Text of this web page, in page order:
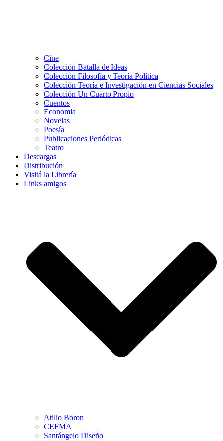
Cine
Colección Batalla de Ideas
Colección Filosofía y Teoría Política
Colección Teoría e Investigación en Ciencias Sociales
Colección Un Cuarto Propio
Cuentos
Economía
Novelas
Poesía
Publicaciones Periódicas
Teatro
Descargas
Distribución
Visitá la Librería
Links amigos
Atilio Boron
CEFMA
Santángelo Diseño